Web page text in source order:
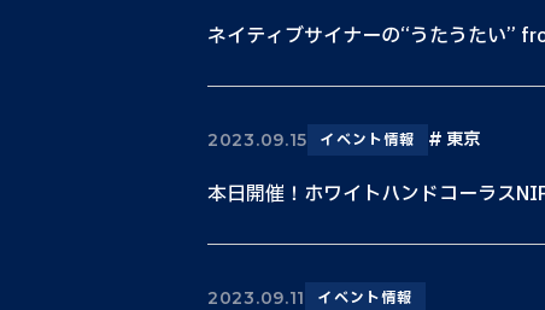
ネイティブサイナーの“うたうたい”
2023.09.15 イベント情報 東京
本日開催！ホワイトハンドコーラス
2023.09.11 イベント情報